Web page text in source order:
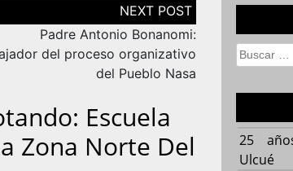
Padre Antonio Bonanomi:
del proceso organizativo
del Pueblo Nasa
Escuela
Zona Norte Del
Buscar:
25
Ulcué